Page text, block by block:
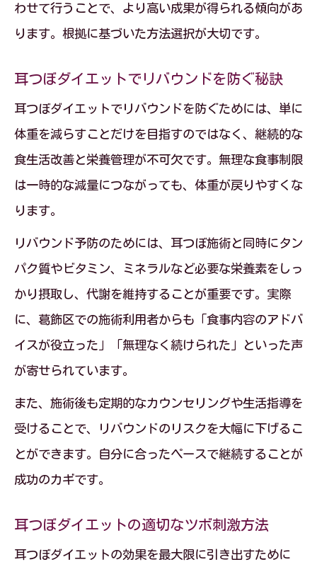
わせて行うことで、より高い成果が得られる傾向があ
ります。根拠に基づいた方法選択が大切です。
耳つぼダイエットでリバウンドを防ぐ秘訣
耳つぼダイエットでリバウンドを防ぐためには、単に
体重を減らすことだけを目指すのではなく、継続的な
食生活改善と栄養管理が不可欠です。無理な食事制限
は一時的な減量につながっても、体重が戻りやすくな
ります。
リバウンド予防のためには、耳つぼ施術と同時にタン
パク質やビタミン、ミネラルなど必要な栄養素をしっ
かり摂取し、代謝を維持することが重要です。実際
に、葛飾区での施術利用者からも「食事内容のアドバ
イスが役立った」「無理なく続けられた」といった声
が寄せられています。
また、施術後も定期的なカウンセリングや生活指導を
受けることで、リバウンドのリスクを大幅に下げるこ
とができます。自分に合ったペースで継続することが
成功のカギです。
耳つぼダイエットの適切なツボ刺激方法
耳つぼダイエットの効果を最大限に引き出すために